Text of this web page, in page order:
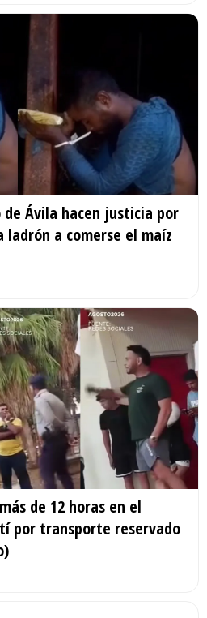
de Ávila hacen justicia por
ladrón a comerse el maíz
de 12 horas en el
por transporte reservado